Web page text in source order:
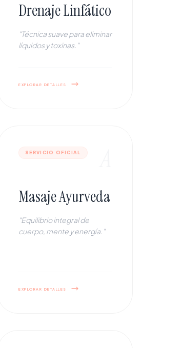
Drenaje Linfático
"Técnica suave para eliminar
líquidos y toxinas."
explorar detalles
SERVICIO OFICIAL
Masaje Ayurveda
"Equilibrio integral de
cuerpo, mente y energía."
explorar detalles